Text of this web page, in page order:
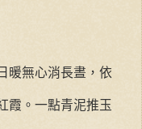
暖無心消長晝，依
霞。一點青泥推玉